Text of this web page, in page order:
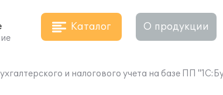
Каталог О продукции
и налогового учета на базе ПП